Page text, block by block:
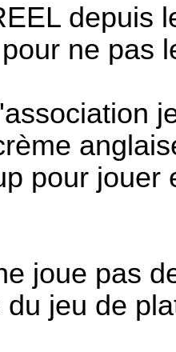
depuis
ne pas
pour jouer
joue pas
du jeu de